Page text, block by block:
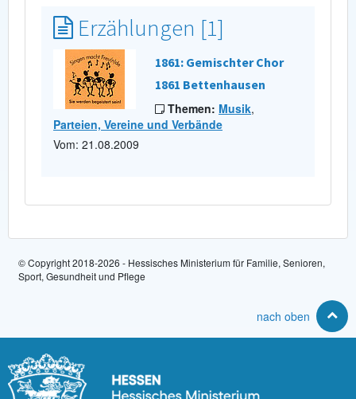
Erzählungen [1]
1861: Gemischter Chor
1861 Bettenhausen
Themen: Musik,
Parteien, Vereine und Verbände
Vom: 21.08.2009
© Copyright 2018-2026 - Hessisches Ministerium für Familie, Senioren,
Sport, Gesundheit und Pflege
nach oben